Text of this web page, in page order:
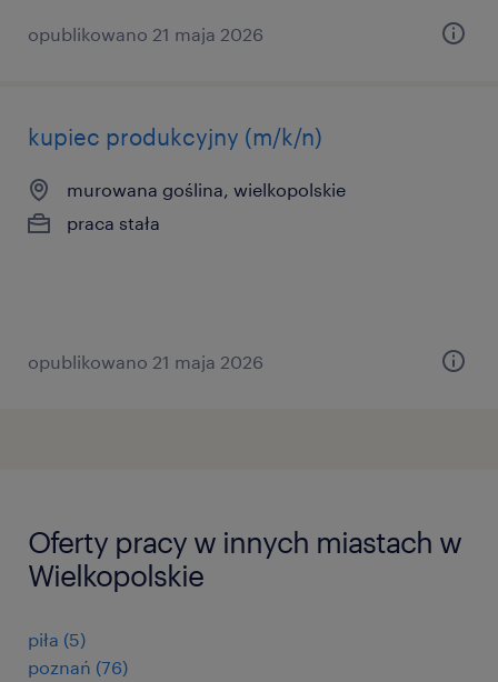
opublikowano 21 maja 2026
kupiec produkcyjny (m/k/n)
murowana goślina, wielkopolskie
praca stała
opublikowano 21 maja 2026
Oferty pracy w innych miastach w
Wielkopolskie
piła (5)
poznań (76)